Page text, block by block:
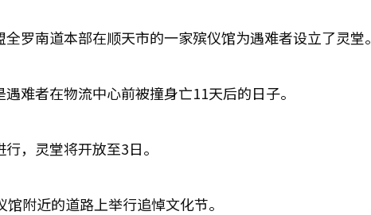
罗南道本部在顺天市的一家殡仪馆为遇难者设立了灵堂。
难者在物流中心前被撞身亡11天后的日子。
，灵堂将开放至3日。
附近的道路上举行追悼文化节。